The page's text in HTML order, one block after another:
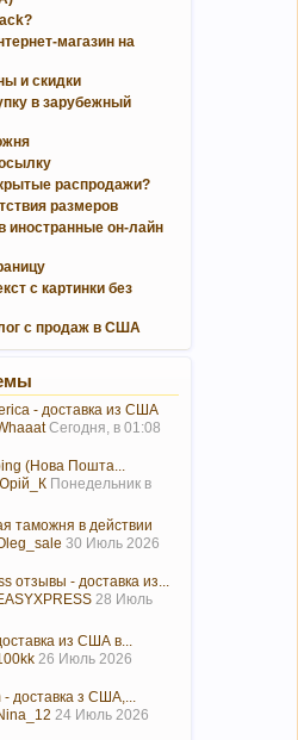
магазин на
и скидки
в зарубежный
распродажи?
размеров
иностранные он-лайн
с картинки без
с продаж в США
- доставка из США
Сегодня, в 01:08
(Нова Пошта...
Понедельник в
таможня в действии
30 Июль 2026
отзывы - доставка из...
28 Июль
из США в...
26 Июль 2026
- доставка з США,...
24 Июль 2026